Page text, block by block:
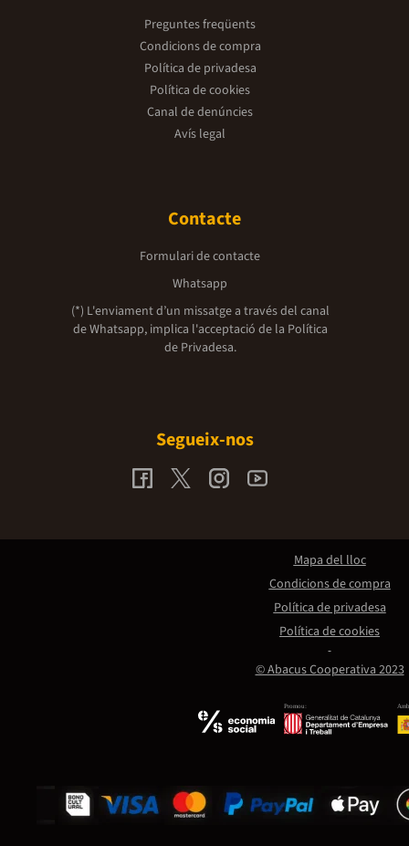
Preguntes freqüents
Condicions de compra
Política de privadesa
Política de cookies
Canal de denúncies
Avís legal
Contacte
Formulari de contacte
Whatsapp
(*) L'enviament d’un missatge a través del canal
de Whatsapp, implica l'acceptació de la Política
de Privadesa.
Segueix-nos
Promou:
© Abacus Cooperativa 2023
Mapa del lloc
Condicions de compra
Política de privadesa
Política de cookies